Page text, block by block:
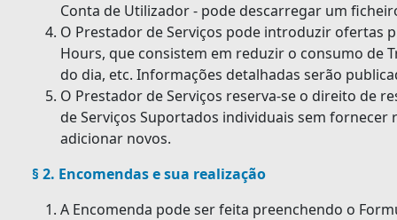
Conta de Utilizador - pode descarregar um
O Prestador de Serviços pode introduzir ofertas
Hours, que consistem em reduzir o consumo de
do dia, etc. Informações detalhadas serão
O Prestador de Serviços reserva-se o direito de
de Serviços Suportados individuais sem fornecer
adicionar novos.
§ 2. Encomendas e sua realização
A Encomenda pode ser feita preenchendo o